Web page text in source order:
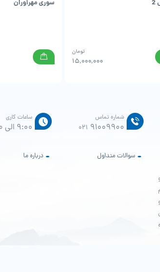
15,000,000
تومان
سوری مهرآوران
شماره تماس
021 91009900
سوالات متداول
ساعات کاری
9:00 الی 16:00
درباره ما